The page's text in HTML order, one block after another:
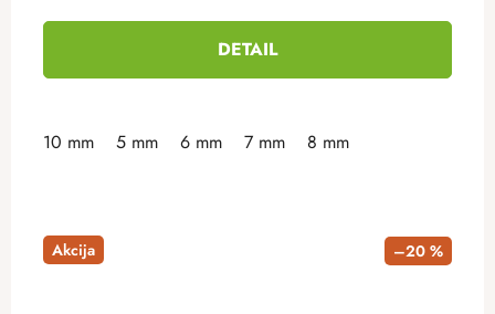
DETAIL
10 mm 5 mm 6 mm 7 mm 8 mm
Akcija –20 %